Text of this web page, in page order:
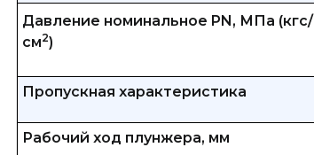
Давление номинальное PN, МПа (кгс/
см2)
Пропускная характеристика
Рабочий ход плунжера, мм